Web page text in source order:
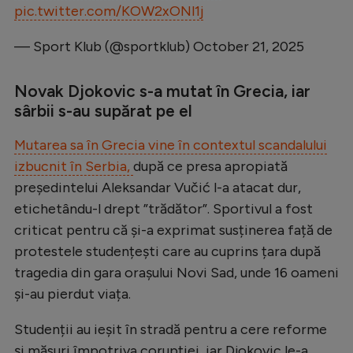
pic.twitter.com/KOW2xONl1j
— Sport Klub (@sportklub) October 21, 2025
Novak Djokovic s-a mutat în Grecia, iar
sârbii s-au supărat pe el
Mutarea sa în Grecia vine în contextul scandalului
izbucnit în Serbia, după ce presa apropiată
președintelui Aleksandar Vučić l-a atacat dur,
etichetându-l drept ”trădător”. Sportivul a fost
criticat pentru că și-a exprimat susținerea față de
protestele studențești care au cuprins țara după
tragedia din gara orașului Novi Sad, unde 16 oameni
și-au pierdut viața.
Studenții au ieșit în stradă pentru a cere reforme